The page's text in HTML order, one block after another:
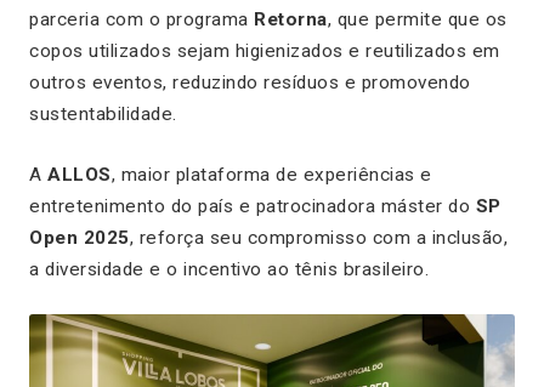
parceria com o programa Retorna, que permite que os
copos utilizados sejam higienizados e reutilizados em
outros eventos, reduzindo resíduos e promovendo
sustentabilidade.
A ALLOS, maior plataforma de experiências e
entretenimento do país e patrocinadora máster do SP
Open 2025, reforça seu compromisso com a inclusão,
a diversidade e o incentivo ao tênis brasileiro.